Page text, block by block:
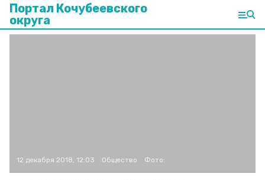
Портал Кочубеевского
округа
12 декабря 2018, 12:03 Общество Фото: